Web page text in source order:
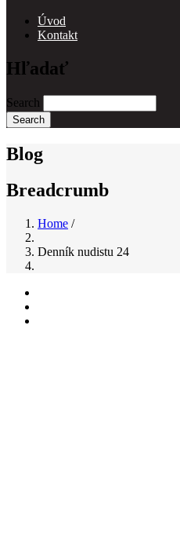
Úvod
Kontakt
Hľadať
Search
Blog
Breadcrumb
Home /
Denník nudistu 24